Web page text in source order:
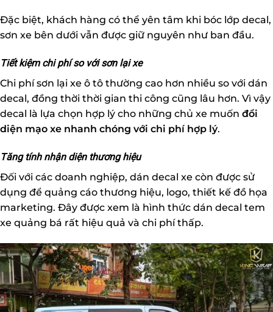
Đặc biệt, khách hàng có thể yên tâm khi bóc lớp decal,
sơn xe bên dưới vẫn được giữ nguyên như ban đầu.
Tiết kiệm chi phí so với sơn lại xe
Chi phí sơn lại xe ô tô thường cao hơn nhiều so với dán
decal, đồng thời thời gian thi công cũng lâu hơn. Vì vậy
decal là lựa chọn hợp lý cho những chủ xe muốn đổi
diện mạo xe nhanh chóng với chi phí hợp lý.
Tăng tính nhận diện thương hiệu
Đối với các doanh nghiệp, dán decal xe còn được sử
dụng để quảng cáo thương hiệu, logo, thiết kế đồ họa
marketing. Đây được xem là hình thức dán decal tem
xe quảng bá rất hiệu quả và chi phí thấp.